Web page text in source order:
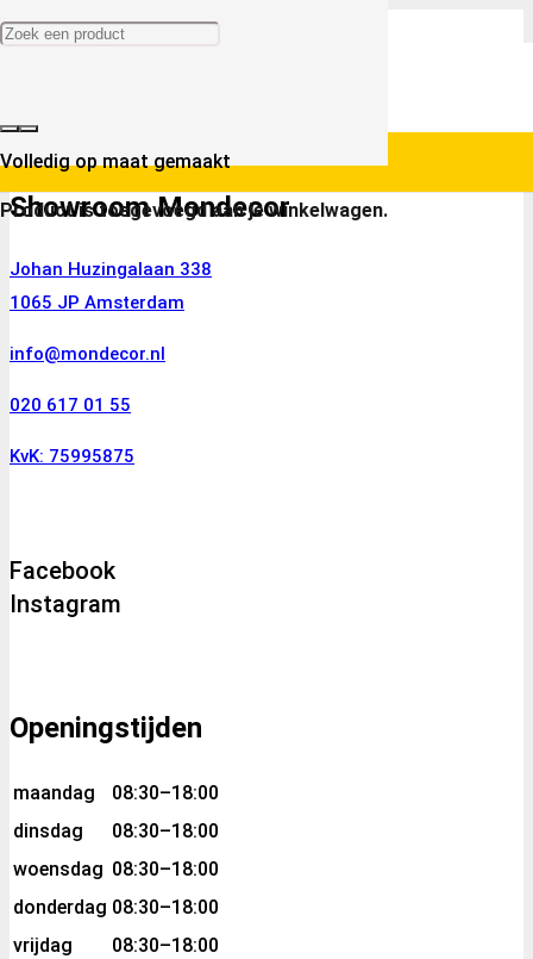
Productis toegevoegd aan je winkelwagen.
Volledig op maat gemaakt
Showroom Mondecor
Johan Huzingalaan 338
1065 JP Amsterdam
info@mondecor.nl
020 617 01 55
KvK: 75995875
Facebook
Instagram
Openingstijden
maandag
08:30–18:00
dinsdag
08:30–18:00
woensdag 08:30–18:00
donderdag 08:30–18:00
vrijdag
08:30–18:00